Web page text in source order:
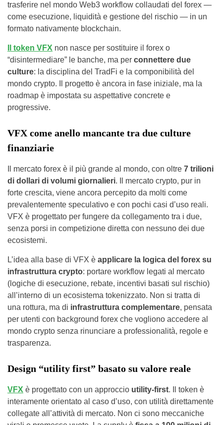
trasferire nel mondo Web3 workflow collaudati del forex —
come esecuzione, liquidità e gestione del rischio — in un
formato nativamente blockchain.
Il token VFX non nasce per sostituire il forex o
“disintermediare” le banche, ma per connettere due
culture: la disciplina del TradFi e la componibilità del
mondo crypto. Il progetto è ancora in fase iniziale, ma la
roadmap è impostata su aspettative concrete e
progressive.
VFX come anello mancante tra due culture
finanziarie
Il mercato forex è il più grande al mondo, con oltre 7 trilioni
di dollari di volumi giornalieri. Il mercato crypto, pur in
forte crescita, viene ancora percepito da molti come
prevalentemente speculativo e con pochi casi d’uso reali.
VFX è progettato per fungere da collegamento tra i due,
senza porsi in competizione diretta con nessuno dei due
ecosistemi.
L’idea alla base di VFX è applicare la logica del forex su
infrastruttura crypto: portare workflow legati al mercato
(logiche di esecuzione, rebate, incentivi basati sul rischio)
all’interno di un ecosistema tokenizzato. Non si tratta di
una rottura, ma di infrastruttura complementare, pensata
per utenti con background forex che vogliono accedere al
mondo crypto senza rinunciare a professionalità, regole e
trasparenza.
Design “utility first” basato su valore reale
VFX è progettato con un approccio utility-first. Il token è
interamente orientato al caso d’uso, con utilità direttamente
collegate all’attività di mercato. Non ci sono meccaniche